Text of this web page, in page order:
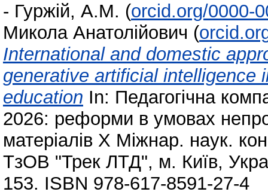
- Гуржій, А.М. (orcid.org/0000-
Микола Анатолійович (
International and domestic
generative artificial intelligence
education In: Педагогічна
2026: реформи в умовах
матеріалів Х Міжнар. наук.
ТзОВ "Трек ЛТД", м. Київ,
153. ISBN 978-617-8591-27-4